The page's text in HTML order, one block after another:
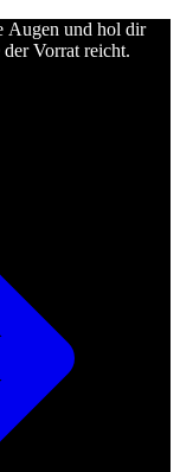
Augen und hol dir
Vorrat reicht.